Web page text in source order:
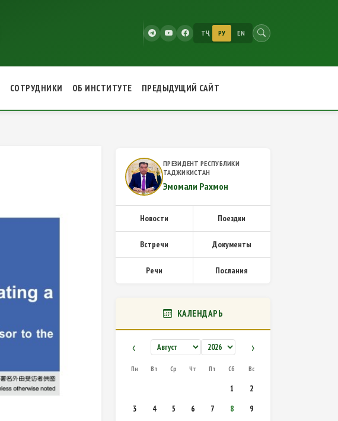
ТҶ РУ EN
СОТРУДНИКИ ОБ ИНСТИТУТЕ ПРЕДЫДУЩИЙ САЙТ
ПРЕЗИДЕНТ РЕСПУБЛИКИ
ТАДЖИКИСТАН
Эмомали Рахмон
Новости Поездки
Встречи Документы
Речи Послания
КАЛЕНДАРЬ
‹ ›
Пн Вт Ср Чт Пт Сб Вс
1
2
3
4 5 6 7 8
9